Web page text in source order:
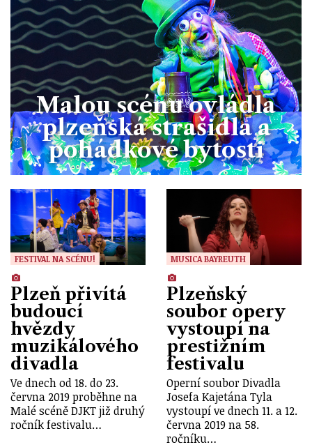
Malou scénu ovládla
plzeňská strašidla a
pohádkové bytosti
FESTIVAL NA SCÉNU!
Plzeň přivítá
budoucí
hvězdy
muzikálového
divadla
Ve dnech od 18. do 23.
června 2019 proběhne na
Malé scéně DJKT již druhý
ročník festivalu…
MUSICA BAYREUTH
Plzeňský
soubor opery
vystoupí na
prestižním
festivalu
Operní soubor Divadla
Josefa Kajetána Tyla
vystoupí ve dnech 11. a 12.
června 2019 na 58.
ročníku…